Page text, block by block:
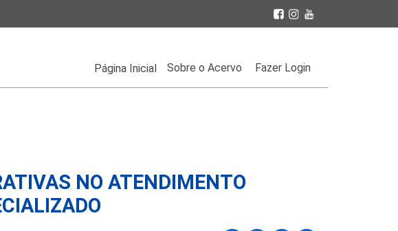
Página Inicial Sobre o Acervo Fazer Login
NO ATENDIMENTO